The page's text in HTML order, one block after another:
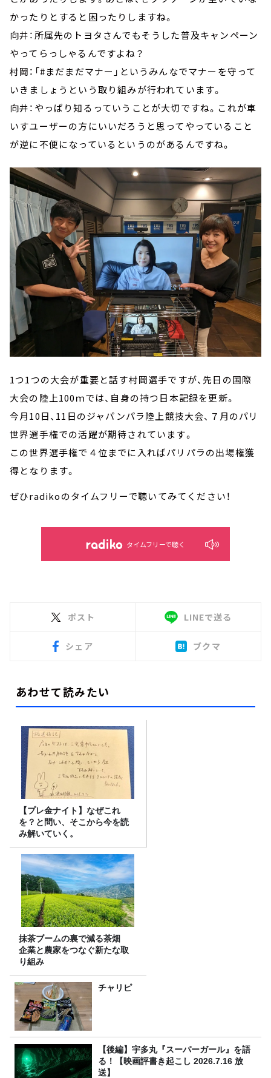
かったりとすると困ったりしますね。
向井：所属先のトヨタさんでもそうした普及キャンペーン
やってらっしゃるんですよね？
村岡：「#まだまだマナー」というみんなでマナーを守って
いきましょうという取り組みが行われています。
向井：やっぱり知るっていうことが大切ですね。これが車
いすユーザーの方にいいだろうと思ってやっていること
が逆に不便になっているというのがあるんですね。
1つ1つの大会が重要と話す村岡選手ですが、先日の国際
大会の陸上100ｍでは、自身の持つ日本記録を更新。
今月10日、11日のジャパンパラ陸上競技大会、７月のパリ
世界選手権での活躍が期待されています。
この世界選手権で４位までに入ればパリパラの出場権獲
得となります。
ぜひradikoのタイムフリーで聴いてみてください！
タイムフリーで聴く
ポスト LINEで送る
シェア ブクマ
あわせて読みたい
【プレ金ナイト】なぜこれ
を？と問い、そこから今を読
み解いていく。
抹茶ブームの裏で減る茶畑
企業と農家をつなぐ新たな取
り組み
チャリピ
【後編】宇多丸『スーパーガール』を語
る！【映画評書き起こし 2026.7.16 放
送】